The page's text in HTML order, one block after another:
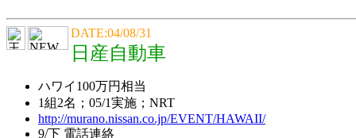
DATE:04/08/31
日産自動車
ハワイ100万円相当
1組2名；05/1実施；NRT
http://murano.nissan.co.jp/EVENT/HAWAII/
9/下 電話連絡